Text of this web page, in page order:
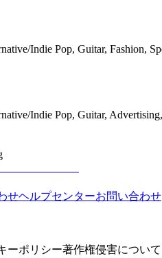
Indie Pop, Guitar, Fashion,
Indie Pop, Guitar,
せヘルプセンターお問い合わせ
ーポリシー著作権侵害について